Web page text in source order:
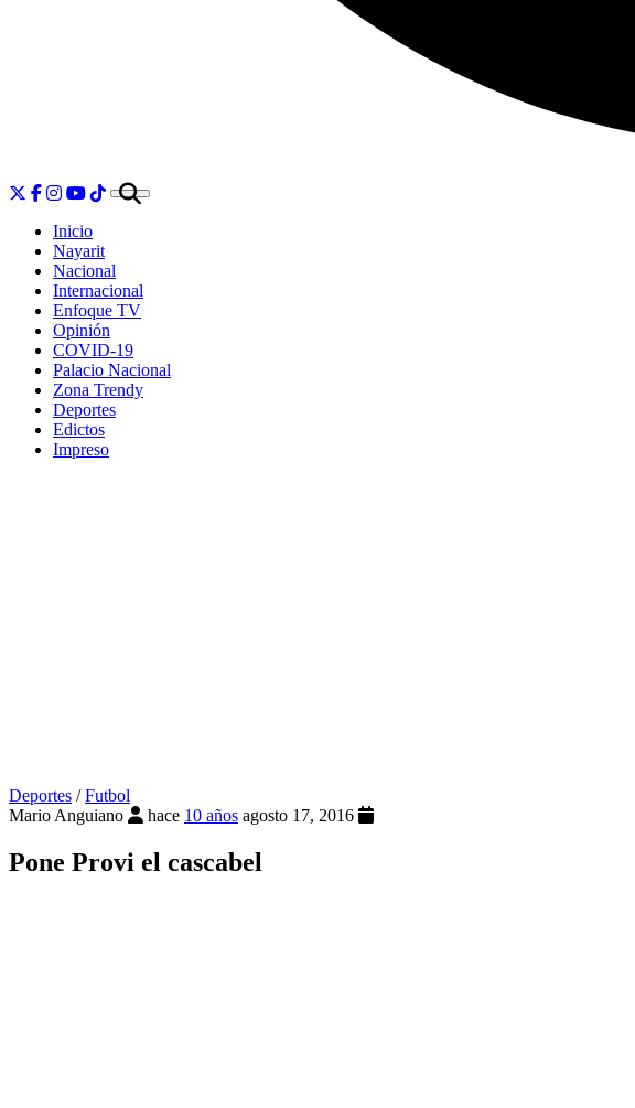
Inicio
Nayarit
Nacional
Internacional
Enfoque TV
Opinión
COVID-19
Palacio Nacional
Zona Trendy
Deportes
Edictos
Impreso
Deportes /Futbol
Mario Anguiano
hace 10 años agosto 17, 2016
Pone Provi el cascabel